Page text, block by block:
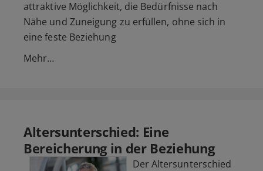
attraktive Möglichkeit, die Bedürfnisse nach
Nähe und Zuneigung zu erfüllen, ohne sich in
eine feste Beziehung
Mehr…
Altersunterschied: Eine
Bereicherung in der Beziehung
Der Altersunterschied